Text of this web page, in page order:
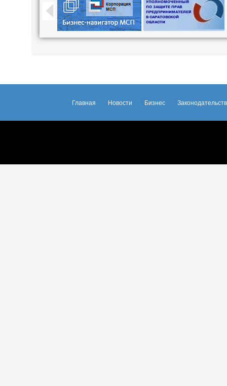
Главная Новости Бизнес